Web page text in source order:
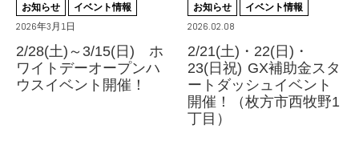
お知らせ イベント情報
2026年3月1日
2/28(土)～3/15(日) ホ
ワイトデーオープンハ
ウスイベント開催！
お知らせ イベント情報
2026.02.08
2/21(土)・22(日)・
23(日祝) GX補助金スタ
ートダッシュイベント
開催！（枚方市西牧野1
丁目）